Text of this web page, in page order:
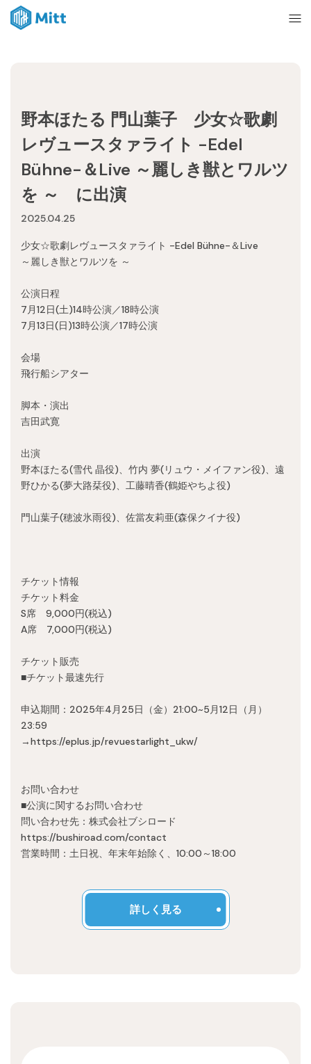
News
About
mitt management
Recruit
野本ほたる 門山葉子 少女☆歌劇
レヴュースタァライト -Edel
Bühne-＆Live ～麗しき獣とワルツ
を ～ に出演
2025.04.25
少女☆歌劇レヴュースタァライト -Edel Bühne-＆Live
～麗しき獣とワルツを ～
公演日程
7月12日(土)14時公演／18時公演
7月13日(日)13時公演／17時公演
会場
飛行船シアター
脚本・演出
吉田武寛
出演
野本ほたる(雪代 晶役)、竹内 夢(リュウ・メイファン役)、遠
野ひかる(夢大路栞役)、工藤晴香(鶴姫やちよ役)
門山葉子(穂波氷雨役)、佐當友莉亜(森保クイナ役)
チケット情報
チケット料金
S席 9,000円(税込)
A席 7,000円(税込)
チケット販売
■チケット最速先行
申込期間：2025年4月25日（金）21:00~5月12日（月）
23:59
→https://eplus.jp/revuestarlight_ukw/
お問い合わせ
■公演に関するお問い合わせ
問い合わせ先：株式会社ブシロード
https://bushiroad.com/contact
営業時間：土日祝、年末年始除く、10:00～18:00
詳しく見る